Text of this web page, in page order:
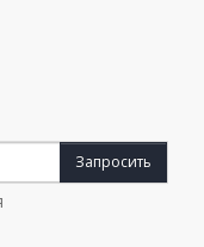
Запросить